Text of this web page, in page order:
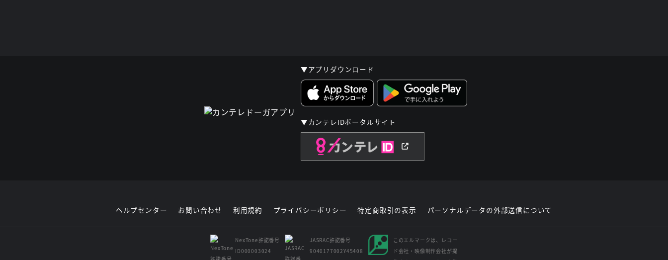
▼アプリダウンロード
▼カンテレIDポータルサイト
ヘルプセンター お問い合わせ 利用規約 プライバシーポリシー 特定商取引の表示 パーソナルデータの外部送信について
NexTone許諾番号
ID000003024
JASRAC許諾番号
9040177002Y45408
このエルマークは、レコー
ド会社・映像制作会社が提